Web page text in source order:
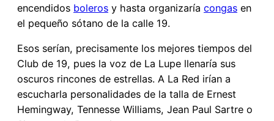
encendidos boleros y hasta organizaría congas en
el pequeño sótano de la calle 19.
Esos serían, precisamente los mejores tiempos del
Club de 19, pues la voz de La Lupe llenaría sus
oscuros rincones de estrellas. A La Red irían a
escucharla personalidades de la talla de Ernest
Hemingway, Tennesse Williams, Jean Paul Sartre o